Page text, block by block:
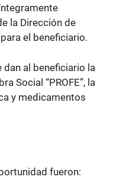
la Dirección de
el beneficiario.
al beneficiario la
Social “PROFE”, la
y medicamentos
fueron: